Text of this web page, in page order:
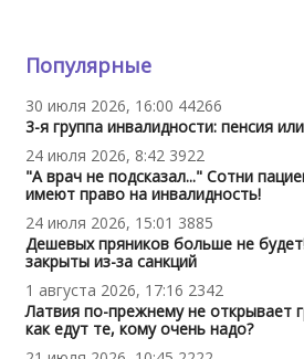
Популярные
30 июля 2026, 16:00 44266
3-я группа инвалидности: пенсия
24 июля 2026, 8:42 3922
"А врач не подсказал..." Сотни
имеют право на инвалидность!
24 июля 2026, 15:01 3885
Дешевых пряников больше не
закрыты из-за санкций
1 августа 2026, 17:16 2342
Латвия по-прежнему не открывает
как едут те, кому очень надо?